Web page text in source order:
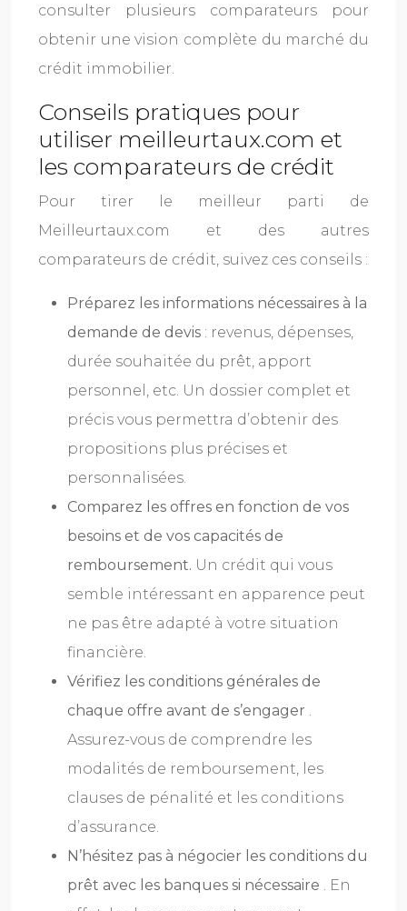
consulter plusieurs comparateurs pour
obtenir une vision complète du marché du
crédit immobilier.
Conseils pratiques pour
utiliser meilleurtaux.com et
les comparateurs de crédit
Pour tirer le meilleur parti de
Meilleurtaux.com et des autres
comparateurs de crédit, suivez ces conseils :
Préparez les informations nécessaires à la
demande de devis : revenus, dépenses,
durée souhaitée du prêt, apport
personnel, etc. Un dossier complet et
précis vous permettra d’obtenir des
propositions plus précises et
personnalisées.
Comparez les offres en fonction de vos
besoins et de vos capacités de
remboursement. Un crédit qui vous
semble intéressant en apparence peut
ne pas être adapté à votre situation
financière.
Vérifiez les conditions générales de
chaque offre avant de s’engager .
Assurez-vous de comprendre les
modalités de remboursement, les
clauses de pénalité et les conditions
d’assurance.
N’hésitez pas à négocier les conditions du
prêt avec les banques si nécessaire . En